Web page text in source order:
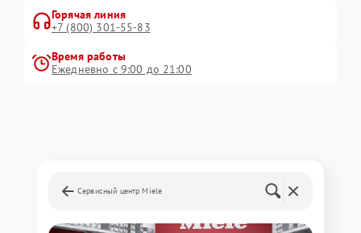
Горячая линия
+7 (800) 301-55-83
Время работы
Ежедневно с 9:00 до 21:00
Сервисный центр Miele